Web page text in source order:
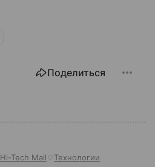
Поделиться
Hi-Tech Mail Технологии